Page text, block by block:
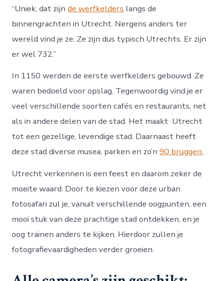
“Uniek, dat zijnde werfkelders langs de
binnengrachten in Utrecht. Nergens anders ter
wereld vind je ze. Ze zijn dus typisch Utrechts. Er zijn
er wel 732.”
In 1150 werden de eerste werfkelders gebouwd. Ze
waren bedoeld voor opslag. Tegenwoordig vind je er
veel verschillende soorten cafés en restaurants, net
als in andere delen van de stad. Het maakt Utrecht
tot een gezellige, levendige stad. Daarnaast heeft
deze stad diverse musea, parken en zo’n90 bruggen.
Utrecht verkennen is een feest en daarom zeker de
moeite waard. Door te kiezen voor deze urban
fotosafari zul je, vanuit verschillende oogpunten, een
mooi stuk van deze prachtige stad ontdekken, en je
oog trainen anders te kijken. Hierdoor zullen je
fotografievaardigheden verder groeien.